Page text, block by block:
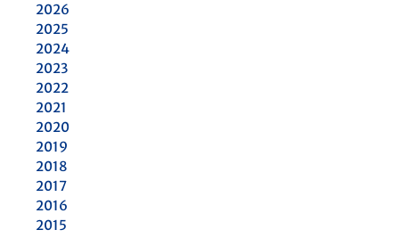
2026
2025
2024
2023
2022
2021
2020
2019
2018
2017
2016
2015